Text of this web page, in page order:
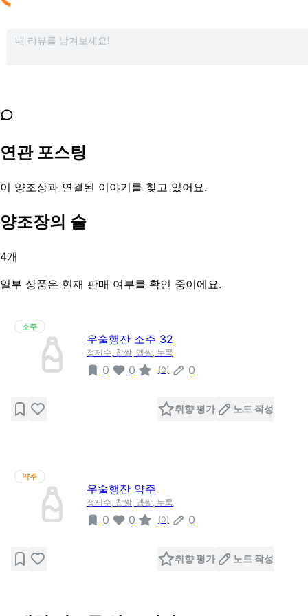
연관 포스팅
이 양조장과 연결된 이야기를 찾고 있어요.
양조장의 술
4개
일부 상품은 현재 판매 여부를 확인 중이에요.
소주
우술행잔 소주 32
정제수, 찹쌀, 멥쌀, 누룩
0 0 (0) 0
취향 평가 노트 작성
약주
우술행잔 약주
정제수, 찹쌀, 멥쌀, 누룩
0 0 (0) 0
취향 평가 노트 작성